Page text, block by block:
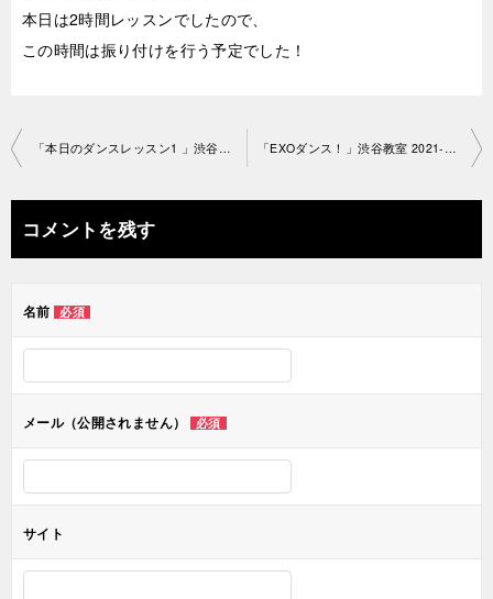
本日は2時間レッスンでしたので、
この時間は振り付けを行う予定でした！
投
ナ
ビ
ー
ン
コメントを残す
名前 必須
メール（公開されません） 必須
サイト